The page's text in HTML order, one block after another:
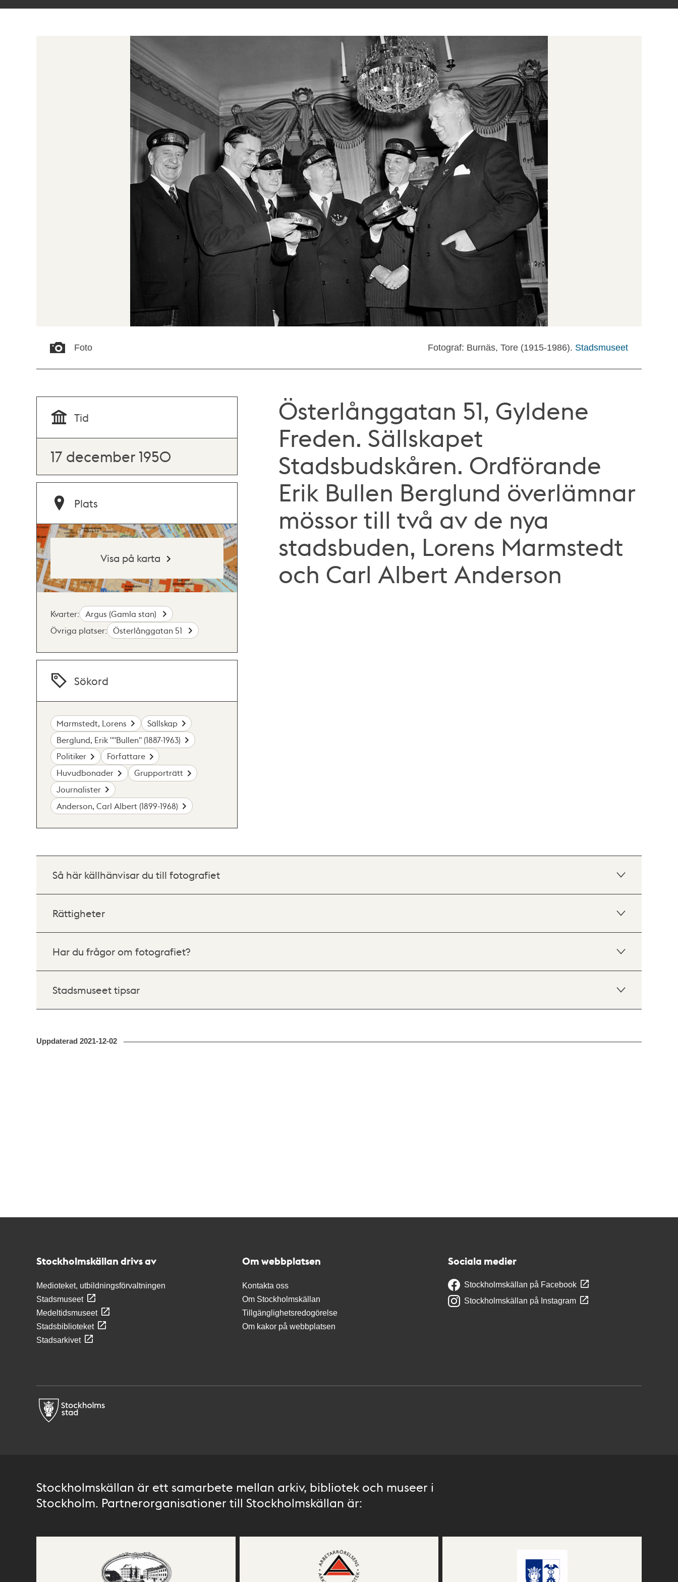
Foto Fotograf: Burnäs, Tore (1915-1986). Stadsmuseet
Österlånggatan 51, Gyldene
Freden. Sällskapet
Stadsbudskåren. Ordförande
Erik Bullen Berglund överlämnar
mössor till två av de nya
stadsbuden, Lorens Marmstedt
och Carl Albert Anderson
Tid
17 december 1950
Plats
Visa på karta
Kvarter:
Argus (Gamla stan)
Övriga platser:
Österlånggatan 51
Sökord
Marmstedt, Lorens
Sällskap
Berglund, Erik ""Bullen" (1887-1963)
Politiker
Författare
Huvudbonader
Grupporträtt
Journalister
Anderson, Carl Albert (1899-1968)
Så här källhänvisar du till fotografiet
Rättigheter
Har du frågor om fotografiet?
Stadsmuseet tipsar
Uppdaterad 2021-12-02
Stockholmskällan drivs av
Medioteket, utbildningsförvaltningen
Stadsmuseet
Medeltidsmuseet
Stadsbiblioteket
Stadsarkivet
Om webbplatsen
Kontakta oss
Om Stockholmskällan
Tillgänglighetsredogörelse
Om kakor på webbplatsen
Sociala medier
Stockholmskällan på Facebook
Stockholmskällan på Instagram
Stockholmskällan är ett samarbete mellan arkiv, bibliotek och museer i
Stockholm. Partnerorganisationer till Stockholmskällan är: